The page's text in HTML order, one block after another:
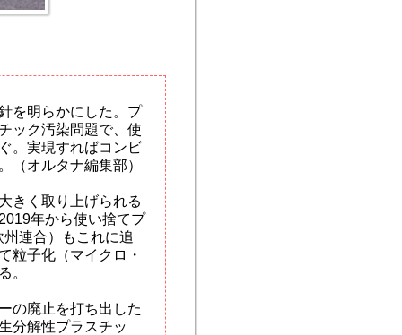
を明らかにした。プ
ック汚染問題で、使
。実現すればコンビ
（オルタナ編集部）
きく取り上げられる
年から使い捨てプ
連合）もこれに追
粒子化（マイクロ・
。
の廃止を打ち出した
分解性プラスチッ